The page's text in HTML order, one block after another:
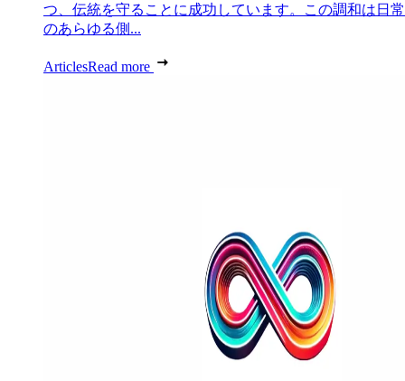
つ、伝統を守ることに成功しています。この調和は日
のあらゆる側...
ArticlesRead more